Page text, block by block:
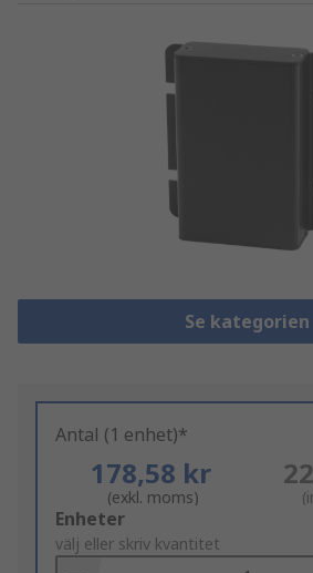
Se kategorien
Antal (1 enhet)*
178,58 kr
(exkl. moms)
Add
to
Enheter
välj eller skriv kvantitet